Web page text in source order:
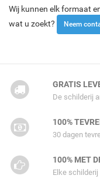
Wij kunnen elk formaat
wat u zoekt?
Neem
GRATIS
De schilderij
100%
30 dagen
100% MET
Elke